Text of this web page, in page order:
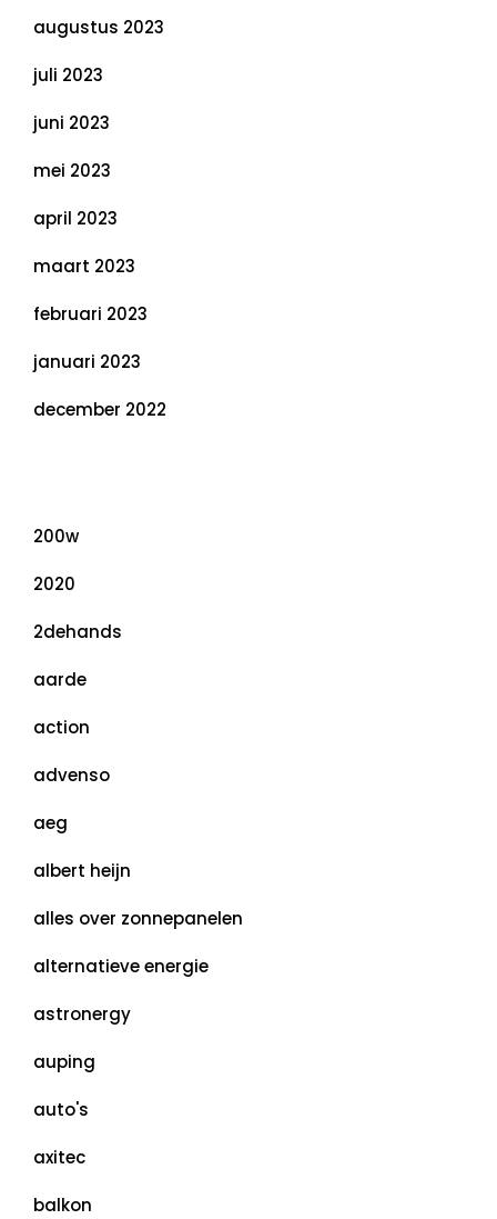
augustus 2023
juli 2023
juni 2023
mei 2023
april 2023
maart 2023
februari 2023
januari 2023
december 2022
200w
2020
2dehands
aarde
action
advenso
aeg
albert heijn
alles over zonnepanelen
alternatieve energie
astronergy
auping
auto's
axitec
balkon